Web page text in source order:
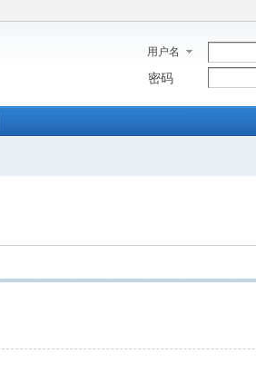
用户名
密码